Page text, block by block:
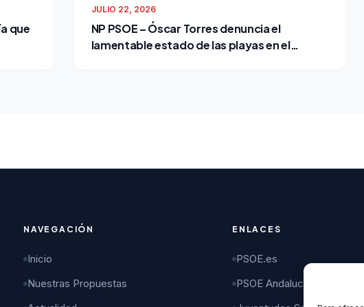
que
JULIO 22, 2026
NP PSOE – Óscar Torres denuncia el
lamentable estado de las playas en el
NAVEGACIÓN
Inicio
Nuestras Propuestas
ENLACES
PSOE.es
PSOE Andalucía